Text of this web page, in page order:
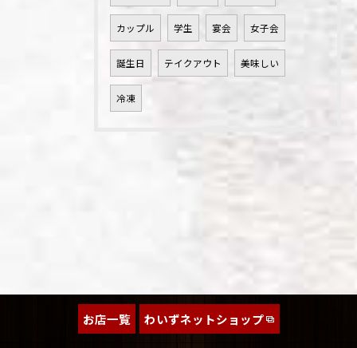
カップル 学生 宴会 女子会
誕生日 テイクアウト 美味しい
冷凍
お店一覧 わいずネットショップ